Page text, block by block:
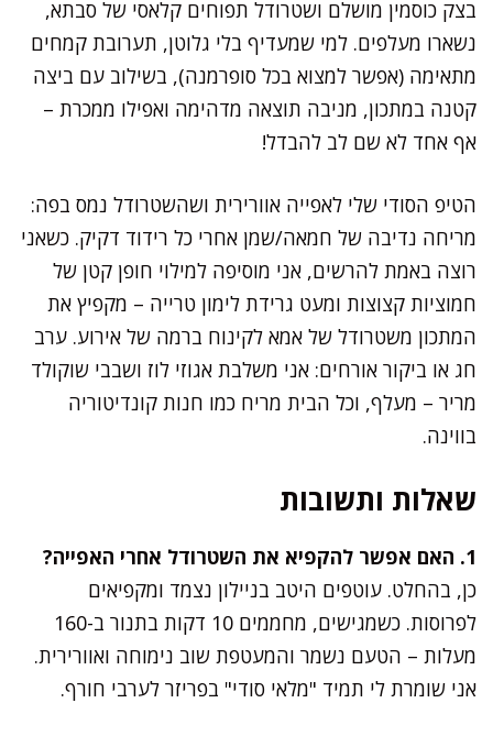
בצק כוסמין מושלם ושטרודל תפוחים קלאסי של סבתא,
נשארו מעלפים. למי שמעדיף בלי גלוטן, תערובת קמחים
מתאימה (אפשר למצוא בכל סופרמנה), בשילוב עם ביצה
קטנה במתכון, מניבה תוצאה מדהימה ואפילו ממכרת –
אף אחד לא שם לב להבדל!
הטיפ הסודי שלי לאפייה אוורירית ושהשטרודל נמס בפה:
מריחה נדיבה של חמאה/שמן אחרי כל רידוד דקיק. כשאני
רוצה באמת להרשים, אני מוסיפה למילוי חופן קטן של
חמוציות קצוצות ומעט גרידת לימון טרייה – מקפיץ את
המתכון משטרודל של אמא לקינוח ברמה של אירוע. ערב
חג או ביקור אורחים: אני משלבת אגוזי לוז ושבבי שוקולד
מריר – מעלף, וכל הבית מריח כמו חנות קונדיטוריה
בווינה.
שאלות ותשובות
1. האם אפשר להקפיא את השטרודל אחרי האפייה?
כן, בהחלט. עוטפים היטב בניילון נצמד ומקפיאים
לפרוסות. כשמגישים, מחממים 10 דקות בתנור ב-160
מעלות – הטעם נשמר והמעטפת שוב נימוחה ואוורירית.
אני שומרת לי תמיד "מלאי סודי" בפריזר לערבי חורף.